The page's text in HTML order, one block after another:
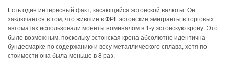
Есть один интересный факт, касающийся эстонской валюты. Он
заключается в том, что жившие в ФРГ эстонские эмигранты в торговых
автоматах использовали монеты номиналом в 1-у эстонскую крону. Это
было возможным, поскольку эстонская крона абсолютно идентична
бундесмарке по содержанию и весу металлического сплава, хотя по
стоимости она была меньше в 8 раз.